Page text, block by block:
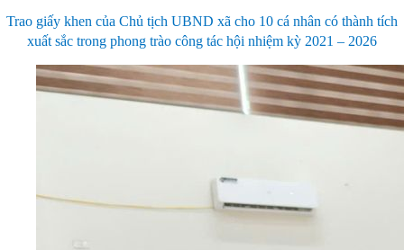
Trao giấy khen của Chủ tịch UBND xã cho 10 cá nhân có thành tích
xuất sắc trong phong trào công tác hội nhiệm kỳ 2021 – 2026